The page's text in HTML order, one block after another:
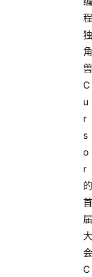
程
独
角
兽
C
u
r
s
o
r
的
首
届
大
会
C